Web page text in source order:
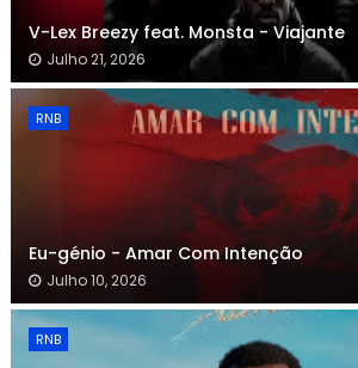
V-Lex Breezy feat. Monsta - Viajante
Julho 21, 2026
RNB
Eu-génio - Amar Com Intenção
Julho 10, 2026
RNB